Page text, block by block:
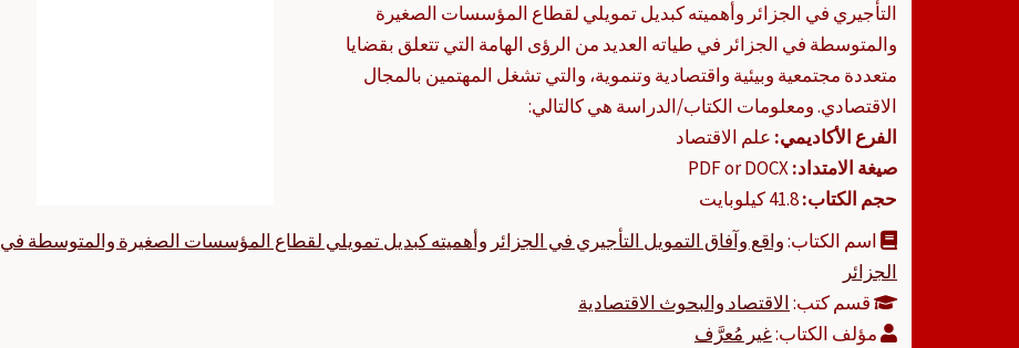
التأجيري في الجزائر وأهميته كبديل تمويلي لقطاع المؤسسات الصغيرة
والمتوسطة في الجزائر في طياته العديد من الرؤى الهامة التي تتعلق بقضايا
متعددة مجتمعية وبيئية واقتصادية وتنموية، والتي تشغل المهتمين بالمجال
الاقتصادي. ومعلومات الكتاب/الدراسة هي كالتالي:
الفرع الأكاديمي: علم الاقتصاد
صيغة الامتداد:
حجم الكتاب:
اسم الكتاب:واقع وآفاق التمويل التأجيري في الجزائر وأهميته كبديل تمويلي لقطاع المؤسسات الصغيرة والمتوسطة في
الجزائر
قسم كتب:الاقتصاد والبحوث الاقتصادية
مؤلف الكتاب:غير مُعرَّف